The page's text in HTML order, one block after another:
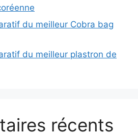
du meilleur Cobra bag
du meilleur plastron de
récents